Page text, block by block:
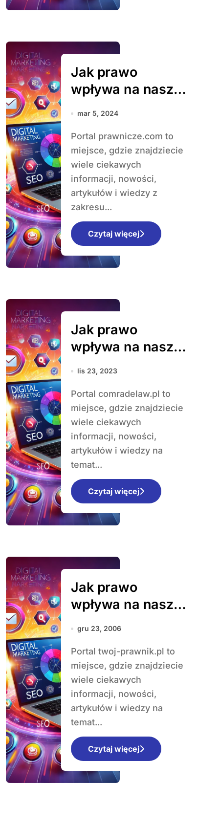
Jak prawo
wpływa na nasze
codzienne życie i
zmiany w polskim
systemie
prawnym
mar 5, 2024
Portal prawnicze.com to
miejsce, gdzie znajdziecie
wiele ciekawych
informacji, nowości,
artykułów i wiedzy z
zakresu...
Czytaj więcej
Jak prawo
wpływa na nasze
codzienne życie i
zmiany w polskim
systemie
prawnym
lis 23, 2023
Portal comradelaw.pl to
miejsce, gdzie znajdziecie
wiele ciekawych
informacji, nowości,
artykułów i wiedzy na
temat...
Czytaj więcej
Jak prawo
wpływa na nasze
codzienne życie i
zmiany w polskim
systemie
prawnym
gru 23, 2006
Portal twoj-prawnik.pl to
miejsce, gdzie znajdziecie
wiele ciekawych
informacji, nowości,
artykułów i wiedzy na
temat...
Czytaj więcej